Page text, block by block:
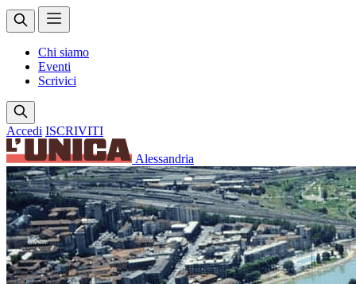
Chi siamo
Eventi
Scrivici
Accedi ISCRIVITI
Alessandria